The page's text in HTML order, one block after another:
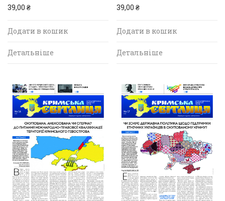
39,00 ₴
Додати в кошик
Детальніше
39,00 ₴
Додати в кошик
Детальніше